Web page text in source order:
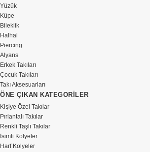
Yüzük
Küpe
Bileklik
Halhal
Piercing
Alyans
Erkek Takıları
Çocuk Takıları
Takı Aksesuarları
ÖNE ÇIKAN KATEGORİLER
Kişiye Özel Takılar
Pırlantalı Takılar
Renkli Taşlı Takılar
İsimli Kolyeler
Harf Kolyeler